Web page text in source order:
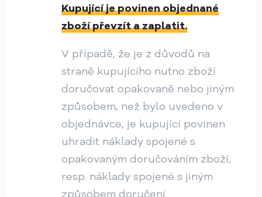
Kupující je povinen objednané
zboží převzít a zaplatit.
V případě, že je z důvodů na
straně kupujícího nutno zboží
doručovat opakovaně nebo jiným
způsobem, než bylo uvedeno v
objednávce, je kupující povinen
uhradit náklady spojené s
opakovaným doručováním zboží,
resp. náklady spojené s jiným
způsobem doručení.